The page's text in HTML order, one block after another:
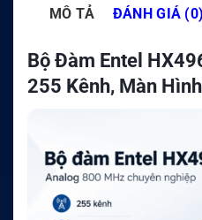
MÔ TẢ ĐÁNH GIÁ (0)
Bộ Đàm Entel
255 Kênh, Màn